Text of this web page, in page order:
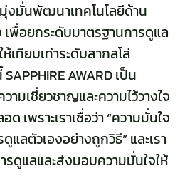
มั่นพัฒนาเทคโนโลยีด้าน
พื่อยกระดับมาตรฐานการดูแล
เทียบเท่าระดับสากลโล่
AWARD เป็น
มเชี่ยวชาญและความไว้วางใจ
เพราะเราเชื่อว่า “ความมั่นใจ
ลตัวเองอย่างถูกวิธี” และเรา
ดูแลและส่งมอบความมั่นใจให้